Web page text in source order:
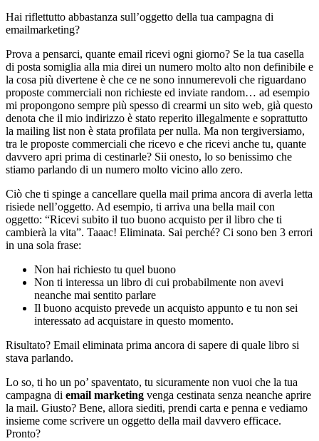
Hai riflettutto abbastanza sull’oggetto della tua campagna di
emailmarketing?
Prova a pensarci, quante email ricevi ogni giorno? Se la tua casella
di posta somiglia alla mia direi un numero molto alto non definibile e
la cosa più divertene è che ce ne sono innumerevoli che riguardano
proposte commerciali non richieste ed inviate random… ad esempio
mi propongono sempre più spesso di crearmi un sito web, già questo
denota che il mio indirizzo è stato reperito illegalmente e soprattutto
la mailing list non è stata profilata per nulla. Ma non tergiversiamo,
tra le proposte commerciali che ricevo e che ricevi anche tu, quante
davvero apri prima di cestinarle? Sii onesto, lo so benissimo che
stiamo parlando di un numero molto vicino allo zero.
Ciò che ti spinge a cancellare quella mail prima ancora di averla letta
risiede nell’oggetto. Ad esempio, ti arriva una bella mail con
oggetto: “Ricevi subito il tuo buono acquisto per il libro che ti
cambierà la vita”. Taaac! Eliminata. Sai perché? Ci sono ben 3 errori
in una sola frase:
Non hai richiesto tu quel buono
Non ti interessa un libro di cui probabilmente non avevi
neanche mai sentito parlare
Il buono acquisto prevede un acquisto appunto e tu non sei
interessato ad acquistare in questo momento.
Risultato? Email eliminata prima ancora di sapere di quale libro si
stava parlando.
Lo so, ti ho un po’ spaventato, tu sicuramente non vuoi che la tua
campagna di email marketing venga cestinata senza neanche aprire
la mail. Giusto? Bene, allora siediti, prendi carta e penna e vediamo
insieme come scrivere un oggetto della mail davvero efficace.
Pronto?